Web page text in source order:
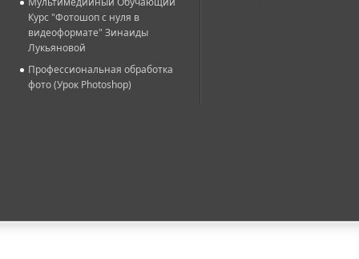
Курс "Фотошоп с нуля в
видеоформате" Зинаиды
Лукьяновой
Профессиональная обработка
фото (Урок Photoshop)